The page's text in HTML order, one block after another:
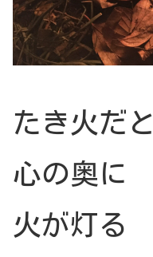
たき火だと
心の奥に
火が灯る